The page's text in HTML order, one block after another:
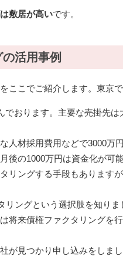
敷居が高いです。
活用事例
ここでご紹介します。東京
でおります。主要な売掛先
人材採用費用などで3000万
後の1000万円は資金化が可
リングする手段もあります
ングという選択肢を知りま
将来債権ファクタリングを
が見つかり申し込みをしま